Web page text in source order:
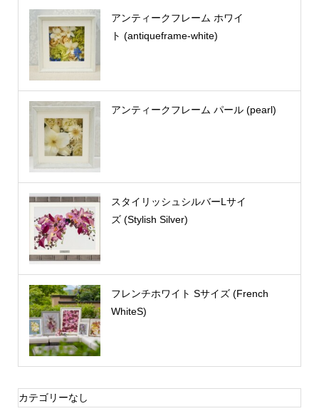
アンティークフレーム ホワイ
ト (antiqueframe-white)
アンティークフレーム パール (pearl)
スタイリッシュシルバーLサイ
ズ (Stylish Silver)
フレンチホワイト Sサイズ (French
WhiteS)
カテゴリーなし